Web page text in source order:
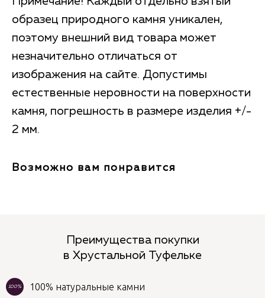
образец природного камня уникален,
поэтому внешний вид товара может
незначительно отличаться от
изображения на сайте. Допустимы
естественные неровности на поверхности
камня, погрешность в размере изделия +/-
2 мм.
Возможно вам понравится
100% натуральные камни
100%
Преимущества покупки
в Хрустальной Туфельке